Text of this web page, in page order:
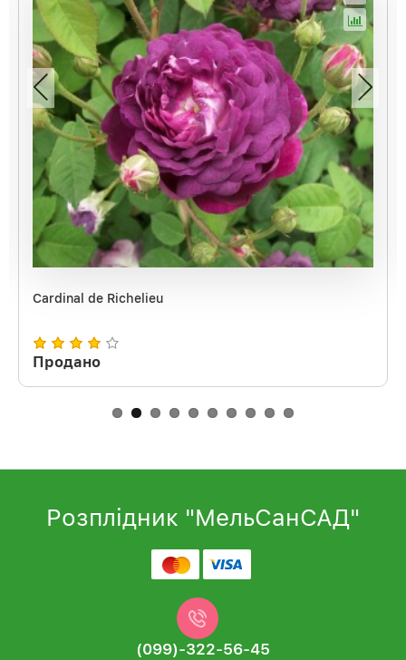
Cardinal de Richelieu
Продано
Розплідник "МельСанСАД"
(099)-322-56-45